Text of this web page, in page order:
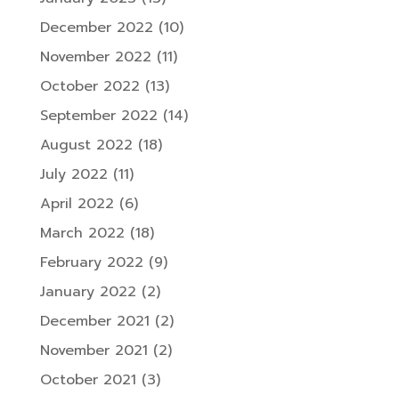
December 2022 (10)
November 2022 (11)
October 2022 (13)
September 2022 (14)
August 2022 (18)
July 2022 (11)
April 2022 (6)
March 2022 (18)
February 2022 (9)
January 2022 (2)
December 2021 (2)
November 2021 (2)
October 2021 (3)